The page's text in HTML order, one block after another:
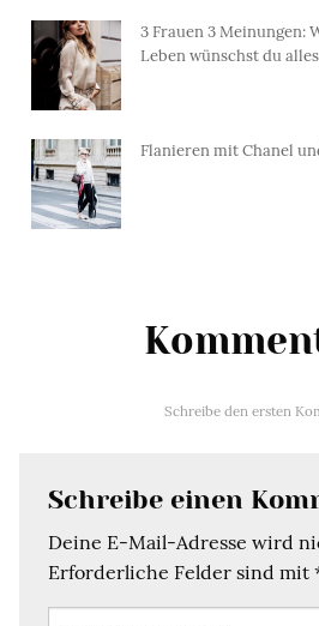
3 Frauen 3 Meinungen:
Leben wünschst du
Flanieren mit Chanel
Schreibe den ersten
Schreibe einen
Deine E-Mail-Adresse wird
Erforderliche Felder sind mit